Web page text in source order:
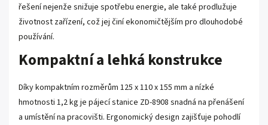
řešení nejenže snižuje spotřebu energie, ale také prodlužuje
životnost zařízení, což jej činí ekonomičtějším pro dlouhodobé
používání.
Kompaktní a lehká konstrukce
Díky kompaktním rozměrům 125 x 110 x 155 mm a nízké
hmotnosti 1,2 kg je pájecí stanice ZD-8908 snadná na přenášení
a umístění na pracovišti. Ergonomický design zajišťuje pohodlí